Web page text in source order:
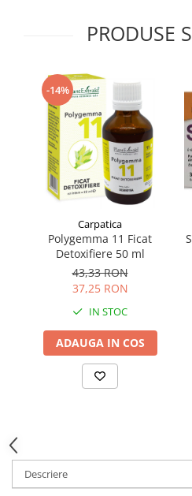
PRODUSE
-14%
Carpatica
Polygemma 11 Ficat
Detoxifiere 50 ml
43,33 RON
37,25 RON
IN STOC
ADAUGA IN COS
Descriere